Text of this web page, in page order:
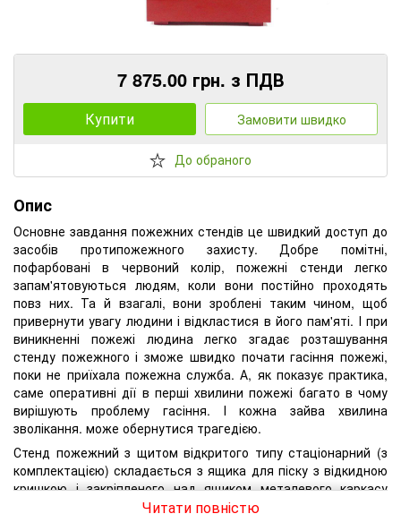
7 875.00 грн. з ПДВ
Купити Замовити швидко
До обраного
Опис
Основне завдання пожежних стендів це швидкий доступ до
засобів протипожежного захисту. Добре помітні,
пофарбовані в червоний колір, пожежні стенди легко
запам'ятовуються людям, коли вони постійно проходять
повз них. Та й взагалі, вони зроблені таким чином, щоб
привернути увагу людини і відкластися в його пам'яті. І при
виникненні пожежі людина легко згадає розташування
стенду пожежного і зможе швидко почати гасіння пожежі,
поки не приїхала пожежна служба. А, як показує практика,
саме оперативні дії в перші хвилини пожежі багато в чому
вирішують проблему гасіння. І кожна зайва хвилина
зволікання. може обернутися трагедією.
Стенд пожежний з щитом відкритого типу стаціонарний (з
комплектацією) складається з ящика для піску з відкидною
кришкою і закріпленого над ящиком металевого каркасу
пожежного щита розміром 1710х1230 мм. У комплект
Читати повністю